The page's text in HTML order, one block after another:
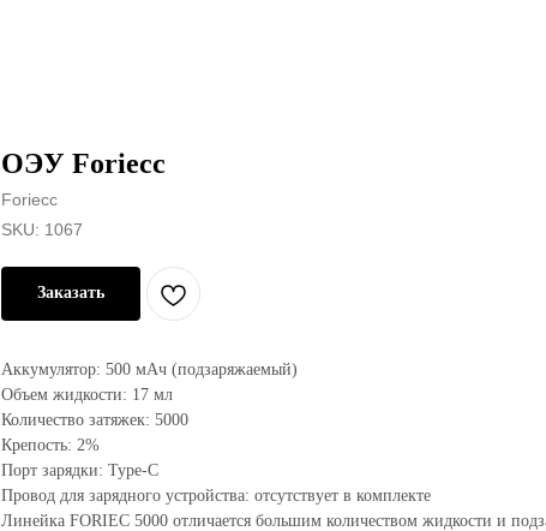
ОЭУ Foriecc
Foriecc
SKU: 1067
Заказать
Аккумулятор: 500 мАч (подзаряжаемый)
Объем жидкости: 17 мл
Количество затяжек: 5000
Крепость: 2%
Порт зарядки: Type-C
Провод для зарядного устройства: отсутствует в комплекте
Линейка FORIEC 5000 отличается большим количеством жидкости и